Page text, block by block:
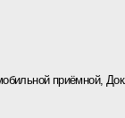
приёмной,